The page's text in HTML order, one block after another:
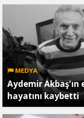
MEDYA
Aydemir Akbaş'ın
hayatını kaybetti